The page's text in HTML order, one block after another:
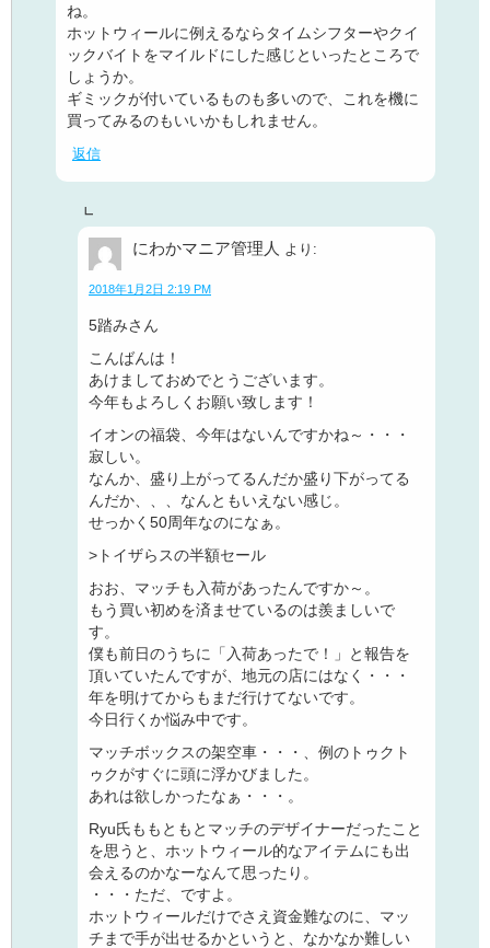
ね。
ホットウィールに例えるならタイムシフターやクイ
ックバイトをマイルドにした感じといったところで
しょうか。
ギミックが付いているものも多いので、これを機に
買ってみるのもいいかもしれません。
返信
にわかマニア管理人 より:
2018年1月2日 2:19 PM
5踏みさん
こんばんは！
あけましておめでとうございます。
今年もよろしくお願い致します！
イオンの福袋、今年はないんですかね～・・・
寂しい。
なんか、盛り上がってるんだか盛り下がってる
んだか、、、なんともいえない感じ。
せっかく50周年なのになぁ。
>トイザらスの半額セール
おお、マッチも入荷があったんですか～。
もう買い初めを済ませているのは羨ましいで
す。
僕も前日のうちに「入荷あったで！」と報告を
頂いていたんですが、地元の店にはなく・・・
年を明けてからもまだ行けてないです。
今日行くか悩み中です。
マッチボックスの架空車・・・、例のトゥクト
ゥクがすぐに頭に浮かびました。
あれは欲しかったなぁ・・・。
Ryu氏ももともとマッチのデザイナーだったこと
を思うと、ホットウィール的なアイテムにも出
会えるのかなーなんて思ったり。
・・・ただ、ですよ。
ホットウィールだけでさえ資金難なのに、マッ
チまで手が出せるかというと、なかなか難しい